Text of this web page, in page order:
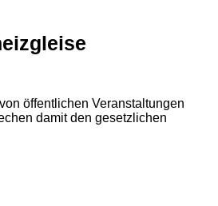
1 2
öffentlichen Veranstaltungen
damit den gesetzlichen